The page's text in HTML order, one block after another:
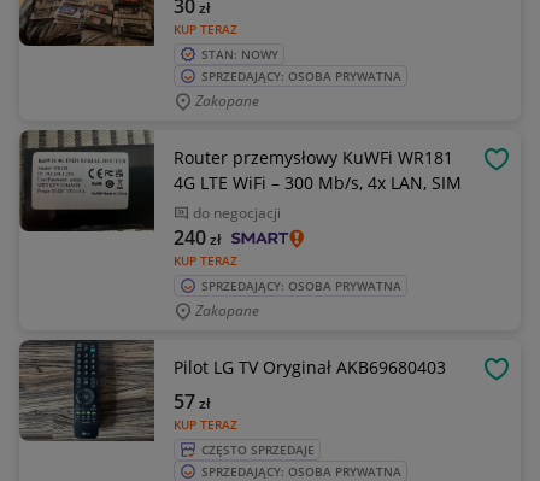
KUP TERAZ
30zł
STAN: NOWY
SPRZEDAJĄCY: OSOBA PRYWATNA
Zakopane
Router przemysłowy KuWFi WR181
4G LTE WiFi – 300 Mb/s, 4x LAN, SIM
do negocjacji
KUP TERAZ
240zł
SPRZEDAJĄCY: OSOBA PRYWATNA
Zakopane
Pilot LG TV Oryginał AKB69680403
KUP TERAZ
57zł
CZĘSTO SPRZEDAJE
SPRZEDAJĄCY: OSOBA PRYWATNA